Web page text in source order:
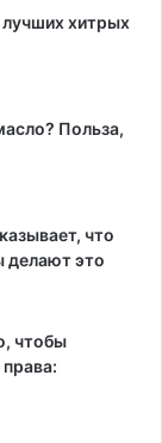
лучших хитрых
Польза,
что
делают это
чтобы